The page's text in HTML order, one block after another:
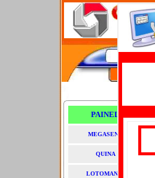
PAINEL
MEGASENA
QUINA
LOTOMANIA